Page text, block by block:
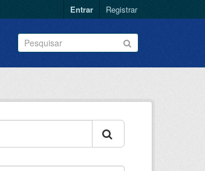
Entrar Registrar